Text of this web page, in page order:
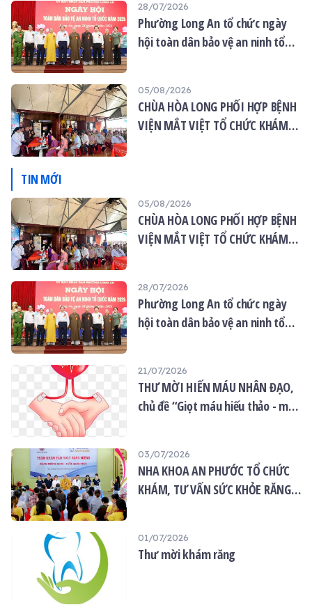
28/07/2026
Phường Long An tổ chức ngày
hội toàn dân bảo vệ an ninh tổ
05/08/2026
CHÙA HÒA LONG PHỐI HỢP BỆNH
VIỆN MẮT VIỆT TỔ CHỨC KHÁM
TIN MỚI
05/08/2026
CHÙA HÒA LONG PHỐI HỢP BỆNH
VIỆN MẮT VIỆT TỔ CHỨC KHÁM
28/07/2026
Phường Long An tổ chức ngày
hội toàn dân bảo vệ an ninh tổ
21/07/2026
THƯ MỜI HIẾN MÁU NHÂN ĐẠO,
chủ đề “Giọt máu hiếu thảo - mùa
03/07/2026
NHA KHOA AN PHƯỚC TỔ CHỨC
KHÁM, TƯ VẤN SỨC KHỎE RĂNG
01/07/2026
Thư mời khám răng